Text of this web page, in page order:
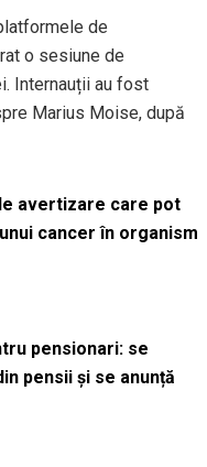
de
o sesiune de
Internauții au fost
Marius Moise, după
avertizare care pot
cancer în organism
pensionari: se
pensii și se anunță